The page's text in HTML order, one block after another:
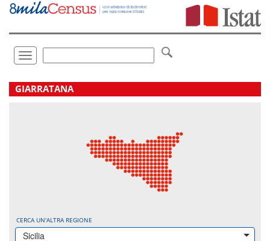
Vai
direttamente
Toggle
navigation
.
GIARRATANA
CERCA UN'ALTRA REGIONE
Sicilia